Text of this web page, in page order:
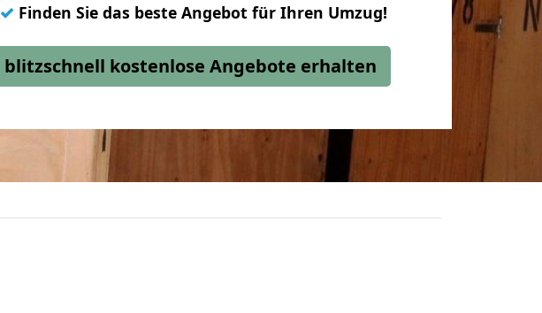
✓ Finden Sie das beste Angebot für Ihren Umzug!
blitzschnell kostenlose Angebote erhalten